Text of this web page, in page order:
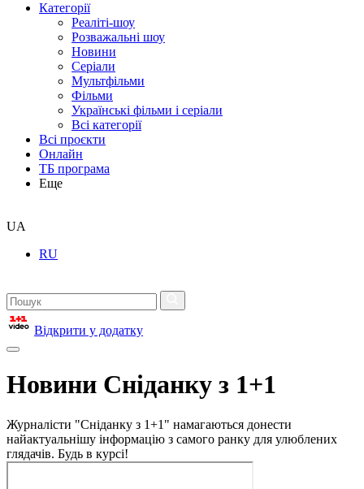
Категорії
Реаліті-шоу
Розважальні шоу
Новини
Серіали
Мультфільми
Фільми
Українські фільми і серіали
Всі категорії
Всі проєкти
Онлайн
ТБ програма
Еще
UA
RU
Відкрити у додатку
Новини Сніданку з 1+1
Журналісти "Сніданку з 1+1" намагаються донести
найактуальнішу інформацію з самого ранку для улюблених
глядачів. Будь в курсі!